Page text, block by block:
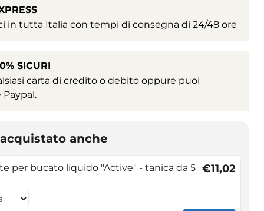
in tutta Italia con tempi di consegna di 24/48 ore
SICURI
carta di credito o debito oppure puoi
anche
per bucato liquido "Active" - tanica da 5 €11,02